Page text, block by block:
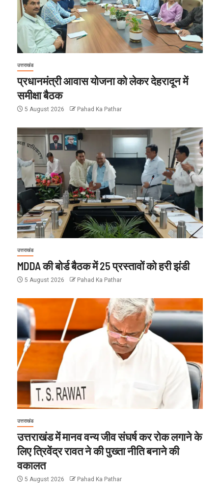
उत्तराखंड
प्रधानमंत्री आवास योजना को लेकर देहरादून में
समीक्षा बैठक
5 August 2026 Pahad Ka Pathar
उत्तराखंड
MDDA की बोर्ड बैठक में 25 प्रस्तावों को हरी झंडी
5 August 2026 Pahad Ka Pathar
उत्तराखंड
उत्तराखंड में मानव वन्य जीव संघर्ष कर रोक लगाने के
लिए त्रिवेंद्र रावत ने की पुख्ता नीति बनाने की
वकालत
5 August 2026 Pahad Ka Pathar